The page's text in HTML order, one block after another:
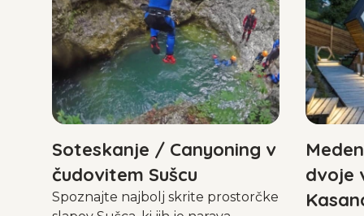
Soteskanje / Canyoning v
čudovitem Sušcu
Spoznajte najbolj skrite prostorčke
dvoje